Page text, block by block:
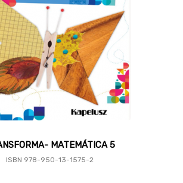
MATEMÁTICA 5
ISBN 978-950-13-1575-2